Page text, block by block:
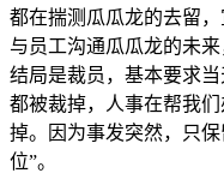
都在揣测瓜瓜龙的去留
与员工沟通瓜瓜龙的未
结局是裁员，基本要求
都被裁掉，人事在帮我
掉。因为事发突然，只
位”。